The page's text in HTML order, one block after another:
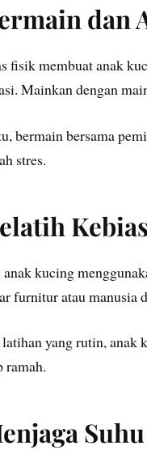
dan
fisik membuat anak
Mainkan dengan
bermain bersama
stres.
kucing
furnitur atau manusia
yang rutin, anak
ramah.